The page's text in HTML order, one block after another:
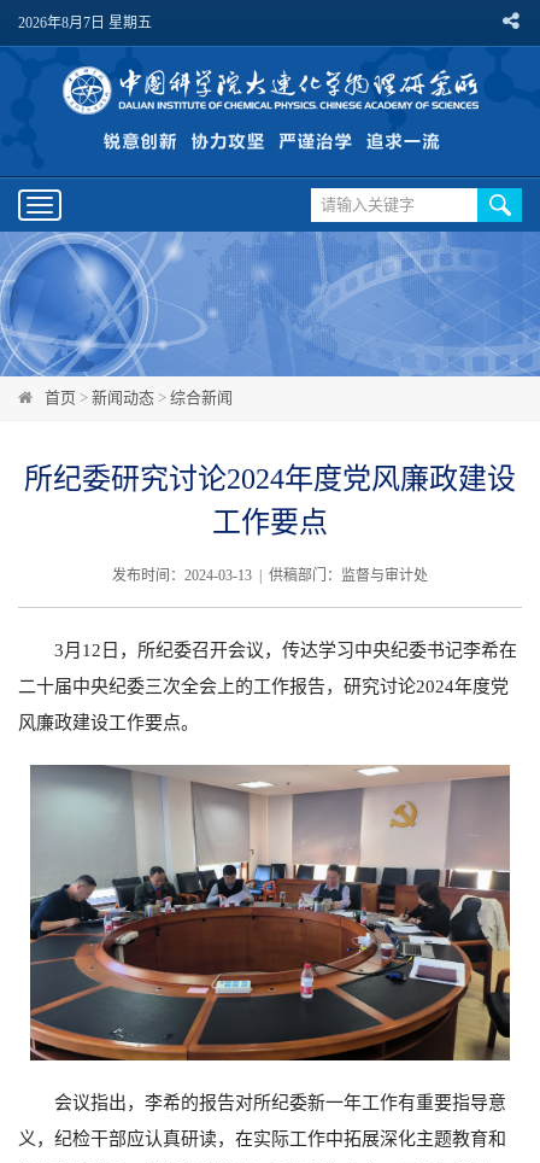
2026年8月7日 星期五
Toggle
navigation
首页 > 新闻动态 > 综合新闻
所纪委研究讨论2024年度党风廉政建设
工作要点
发布时间：2024-03-13 | 供稿部门：监督与审计处
3月 12 日，所纪委召开会议，传达学习中央纪委书记李希在
二十届中央纪委三次全会上的工作报告，研究讨论2024年度党
风廉政建设工作要点。
会议指出，李希的报告对所纪委新一年工作有重要指导意
义，纪检干部应认真研读，在实际工作中拓展深化主题教育和